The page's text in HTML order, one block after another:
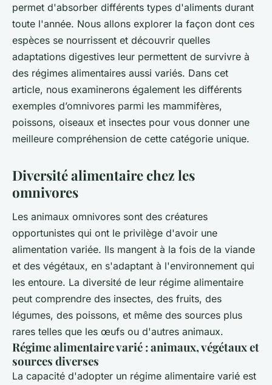
permet d'absorber différents types d'aliments durant
toute l'année. Nous allons explorer la façon dont ces
espèces se nourrissent et découvrir quelles
adaptations digestives leur permettent de survivre à
des régimes alimentaires aussi variés. Dans cet
article, nous examinerons également les différents
exemples d’omnivores parmi les mammifères,
poissons, oiseaux et insectes pour vous donner une
meilleure compréhension de cette catégorie unique.
Diversité alimentaire chez les
omnivores
Les animaux omnivores sont des créatures
opportunistes qui ont le privilège d'avoir une
alimentation variée. Ils mangent à la fois de la viande
et des végétaux, en s'adaptant à l'environnement qui
les entoure. La diversité de leur régime alimentaire
peut comprendre des insectes, des fruits, des
légumes, des poissons, et même des sources plus
rares telles que les œufs ou d'autres animaux.
Régime alimentaire varié : animaux, végétaux et
sources diverses
La capacité d'adopter un régime alimentaire varié est